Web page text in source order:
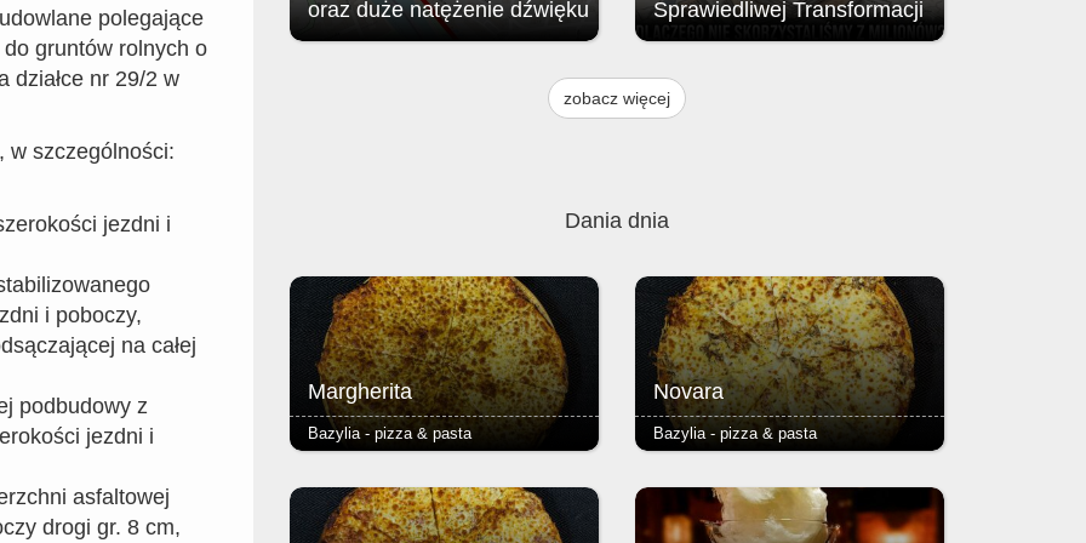
polegające
gruntów rolnych o
działce nr 29/2 w
w szczególności:
jezdni i
i poboczy,
na całej
podbudowy z
jezdni i
asfaltowej
drogi gr. 8 cm,
oraz duże natężenie dźwięku
magistrat: w związku z organizacją
Soundystem Street Festival 2026, w
Sprawiedliwej Transformacji
na rzecz Sprawiedliwej Transformacji
(FST / JTF – Just Transition Fund;
zobacz więcej
Dania dnia
Margherita
puszyste lub razowe, grube lub cienkie
- dodatkowy ser 2,50 (mała 24cm),
4,00 (duża 40cm) Cena małej pizzy
Bazylia - pizza & pasta
Novara
każdej pizzy jest Margherita (sos
pomidorowy, ser i oregano) - ciasto
puszyste lub razowe, grube lub cienkie
Bazylia - pizza & pasta